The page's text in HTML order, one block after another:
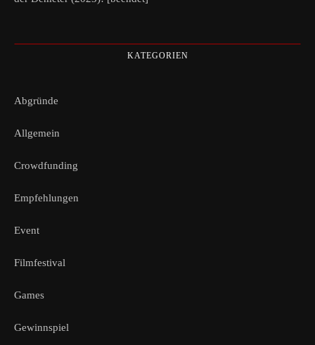
KATEGORIEN
Abgründe
Allgemein
Crowdfunding
Empfehlungen
Event
Filmfestival
Games
Gewinnspiel